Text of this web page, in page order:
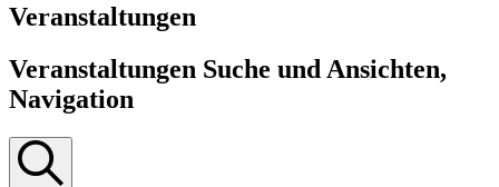
Veranstaltungen
Veranstaltungen Suche und Ansichten,
Navigation